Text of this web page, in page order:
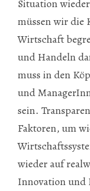
Situation
müssen wir die
Wirtschaft
und Handeln
muss in den
und
sein.
Faktoren, um
wieder auf
Innovation und